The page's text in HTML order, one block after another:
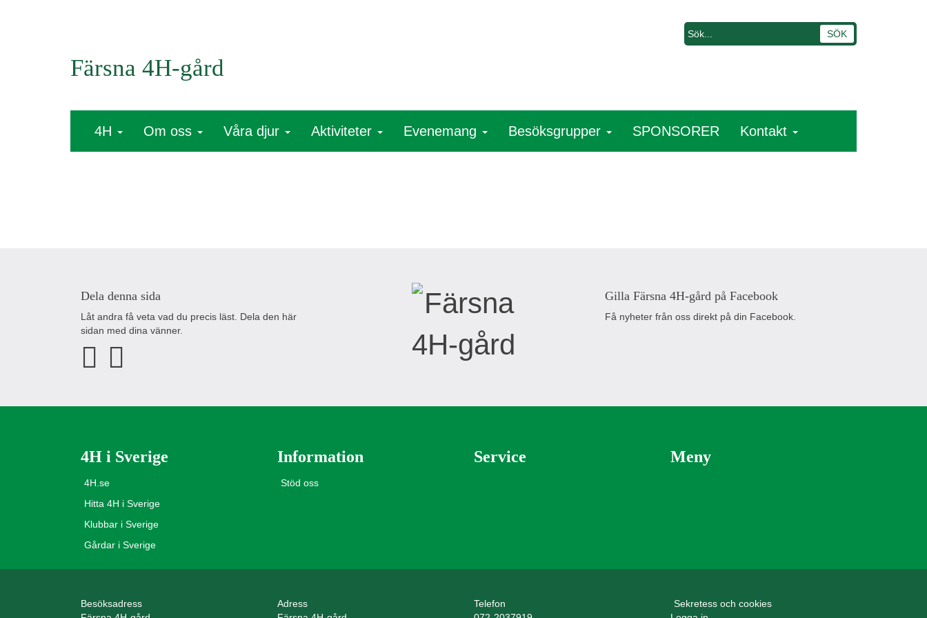
Färsna 4H-gård
4H Om oss Våra djur Aktiviteter Evenemang Besöksgrupper SPONSORER Kontakt
Dela denna sida
Låt andra få veta vad du precis läst. Dela den här
sidan med dina vänner.
Gilla Färsna 4H-gård på Facebook
Få nyheter från oss direkt på din Facebook.
4H i Sverige
4H.se
Hitta 4H i Sverige
Klubbar i Sverige
Gårdar i Sverige
Information
Stöd oss
Service Meny
Besöksadress
Adress
Telefon
Sekretess och cookies